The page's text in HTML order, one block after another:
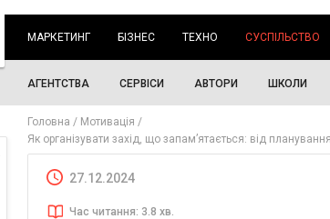
МАРКЕТИНГ БІЗНЕС ТЕХНО СУСПІЛЬСТВО
АГЕНТСТВА СЕРВІСИ АВТОРИ ШКОЛИ
Головна
Мотивація
Як організувати захід, що запам’ятається: від
27.12.2024
Час читання: 3.8 хв.